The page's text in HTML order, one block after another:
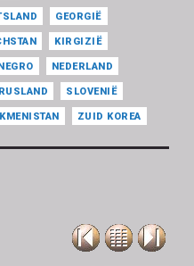
GEORGIË
KIRGIZIË
NEDERLAND
RUSLAND SLOVENIË
ZUID KOREA